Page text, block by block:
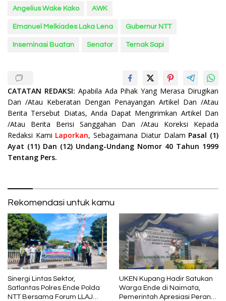
Angelius Wake Kako AWK
Emanuel Melkiades Laka Lena Gubernur NTT
Inseminasi Buatan Senator Ternak Sapi
CATATAN REDAKSI: Apabila Ada Pihak Yang Merasa Dirugikan
Dan /Atau Keberatan Dengan Penayangan Artikel Dan /Atau
Berita Tersebut Diatas, Anda Dapat Mengirimkan Artikel Dan
/Atau Berita Berisi Sanggahan Dan /Atau Koreksi Kepada
Redaksi Kami Laporkan, Sebagaimana Diatur Dalam Pasal (1)
Ayat (11) Dan (12) Undang-Undang Nomor 40 Tahun 1999
Tentang Pers.
Rekomendasi untuk kamu
Sinergi Lintas Sektor,
Satlantas Polres Ende Polda
NTT Bersama Forum LLAJ
UKEN Kupang Hadir Satukan
Warga Ende di Naimata,
Pemerintah Apresiasi Peran